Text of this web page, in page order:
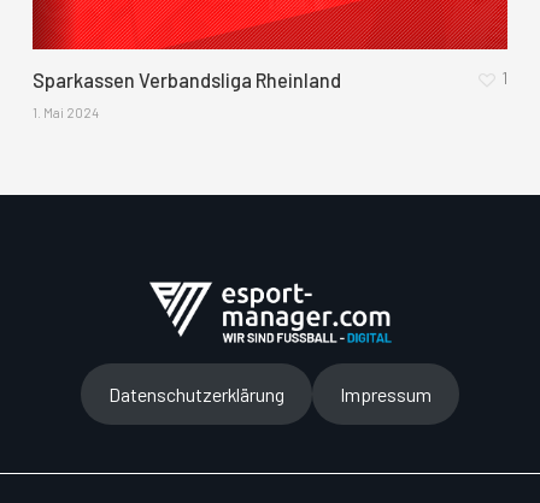
Sparkassen Verbandsliga Rheinland
1. Mai 2024
1
Datenschutzerklärung Impressum